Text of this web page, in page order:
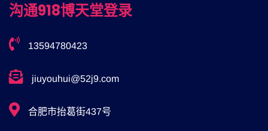
沟通918博天堂登录
13594780423
jiuyouhui@52j9.com
合肥市抬葛街437号